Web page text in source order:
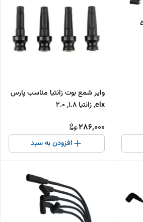
وایر شمع بوت زانتیا مناسب پارس
elx, زانتیا 1.8, 2.0
286,000
افزودن به سبد